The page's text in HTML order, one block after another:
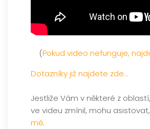
(Pokud video nefunguje,
Dotazníky již najdete zde…
Jestliže Vám v některé z
ve videu zmínil, mohu asistovat,
mě.